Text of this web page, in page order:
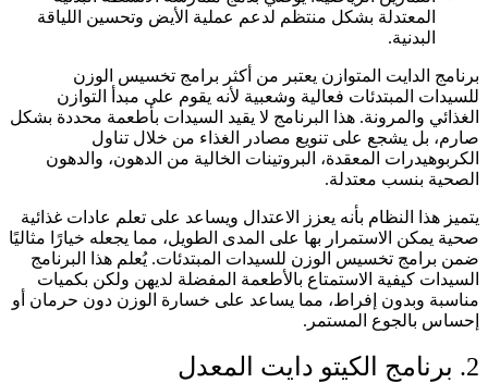
المعتدلة بشكل منتظم لدعم عملية الأيض وتحسين اللياقة
البدنية.
برنامج الدايت المتوازن يعتبر من أكثر برامج تخسيس الوزن
للسيدات المبتدئات فعالية وشعبية لأنه يقوم على مبدأ التوازن
الغذائي والمرونة. هذا البرنامج لا يقيد السيدات بأطعمة محددة بشكل
صارم، بل يشجع على تنويع مصادر الغذاء من خلال تناول
الكربوهيدرات المعقدة، البروتينات الخالية من الدهون، والدهون
الصحية بنسب معتدلة.
يتميز هذا النظام بأنه يعزز الاعتدال ويساعد على تعلم عادات غذائية
صحية يمكن الاستمرار بها على المدى الطويل، مما يجعله خيارًا مثاليًا
ضمن برامج تخسيس الوزن للسيدات المبتدئات. يُعلم هذا البرنامج
السيدات كيفية الاستمتاع بالأطعمة المفضلة لديهن ولكن بكميات
مناسبة وبدون إفراط، مما يساعد على خسارة الوزن دون حرمان أو
إحساس بالجوع المستمر.
2. برنامج الكيتو دايت المعدل